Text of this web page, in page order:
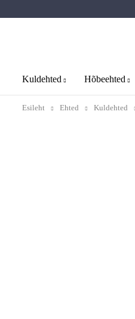
Kuldehted Hõbeehted
Esileht Ehted Kuldehted